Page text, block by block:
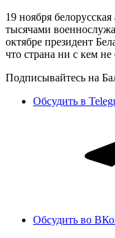
19 ноября
тысячами
октябре президент
что страна ни с кем не
Подписывайтесь на
Обсудить в
Обсудить во